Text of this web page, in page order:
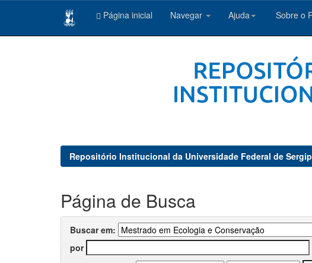
Página inicial Navegar Ajuda Sobre o
Repositório Institucional da Universidade Federal de
Página de Busca
Buscar em:
por